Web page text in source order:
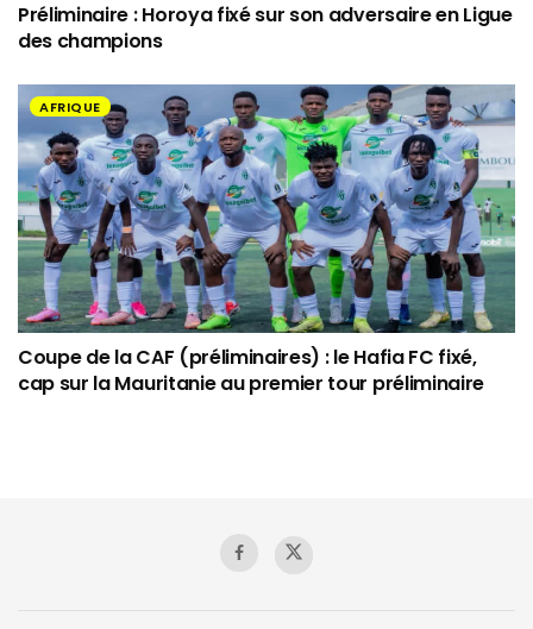
Préliminaire : Horoya fixé sur son adversaire en Ligue
des champions
AFRIQUE
Coupe de la CAF (préliminaires) : le Hafia FC fixé,
cap sur la Mauritanie au premier tour préliminaire